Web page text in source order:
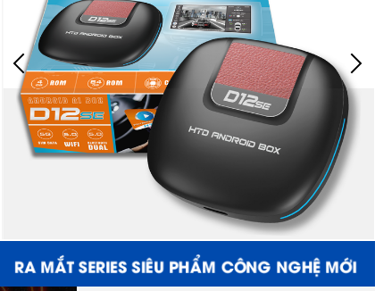
RA MẮT SERIES SIÊU PHẨM CÔNG NGHỆ MỚI